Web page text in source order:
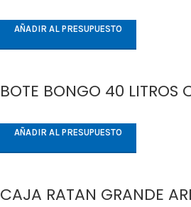
AÑADIR AL PRESUPUESTO
BOTE BONGO 40 LITROS
AÑADIR AL PRESUPUESTO
CAJA RATAN GRANDE